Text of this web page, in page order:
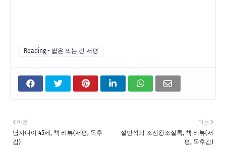
Reading - 짧은 또는 긴 서평
다음
설민석의 조선왕조실록, 책 리뷰(서
평, 독후감)
이전
남자나이 45세, 책 리뷰(서평, 독후
감)